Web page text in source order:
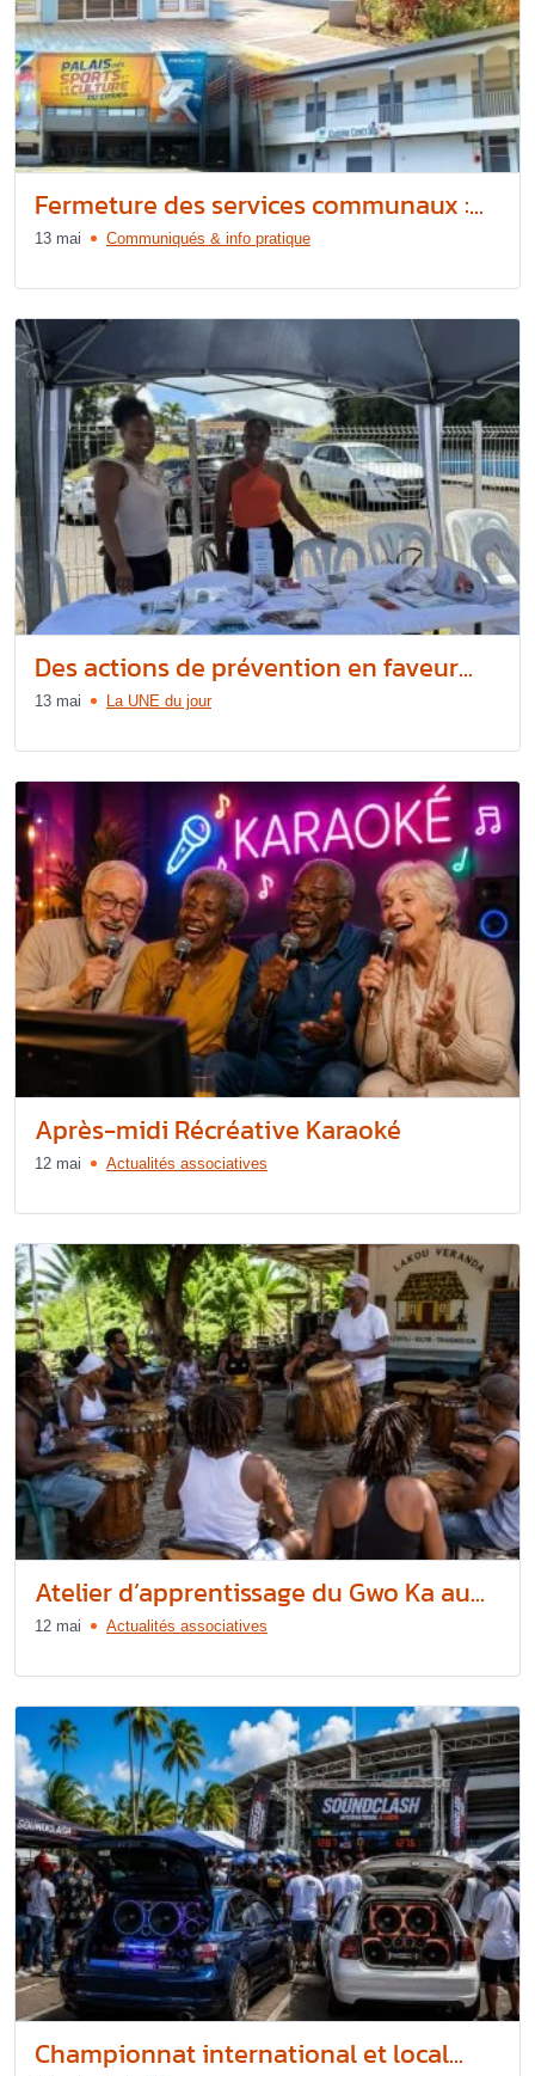
Fermeture des services communaux :...
13 mai Communiqués & info pratique
Des actions de prévention en faveur...
13 mai La UNE du jour
Après-midi Récréative Karaoké
12 mai Actualités associatives
Atelier d’apprentissage du Gwo Ka au...
12 mai Actualités associatives
Championnat international et local...